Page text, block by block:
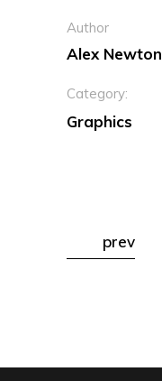
Author
Alex Newton
Category:
Graphics
prev